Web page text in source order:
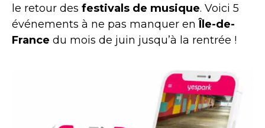
le retour des festivals de musique. Voici 5
événements à ne pas manquer en Île-de-
France du mois de juin jusqu’à la rentrée !